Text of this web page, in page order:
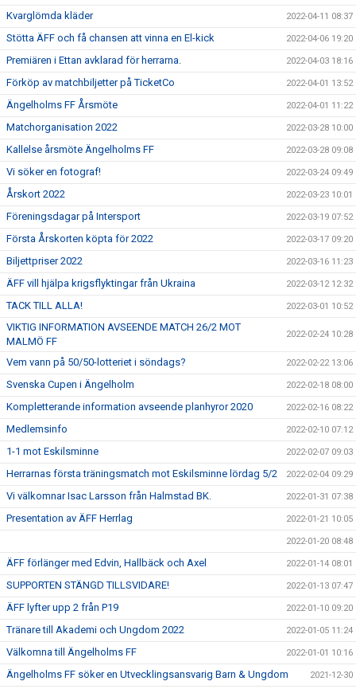
Kvarglömda kläder 2022-04-11 08:37
Stötta ÄFF och få chansen att vinna en El-kick 2022-04-06 19:20
Premiären i Ettan avklarad för herrarna. 2022-04-03 18:16
Förköp av matchbiljetter på TicketCo 2022-04-01 13:52
Ängelholms FF Årsmöte 2022-04-01 11:22
Matchorganisation 2022 2022-03-28 10:00
Kallelse årsmöte Ängelholms FF 2022-03-28 09:08
Vi söker en fotograf! 2022-03-24 09:49
Årskort 2022 2022-03-23 10:01
Föreningsdagar på Intersport 2022-03-19 07:52
Första Årskorten köpta för 2022 2022-03-17 09:20
Biljettpriser 2022 2022-03-16 11:23
ÄFF vill hjälpa krigsflyktingar från Ukraina 2022-03-12 12:32
TACK TILL ALLA! 2022-03-01 10:52
VIKTIG INFORMATION AVSEENDE MATCH 26/2 MOT
MALMÖ FF
2022-02-24 10:28
Vem vann på 50/50-lotteriet i söndags? 2022-02-22 13:06
Svenska Cupen i Ängelholm 2022-02-18 08:00
Kompletterande information avseende planhyror 2020 2022-02-16 08:22
Medlemsinfo 2022-02-10 07:12
1-1 mot Eskilsminne 2022-02-07 09:03
Herrarnas första träningsmatch mot Eskilsminne lördag 5/2 2022-02-04 09:29
Vi välkomnar Isac Larsson från Halmstad BK. 2022-01-31 07:38
Presentation av ÄFF Herrlag 2022-01-21 10:05
2022-01-20 08:48
ÄFF förlänger med Edvin, Hallbäck och Axel 2022-01-14 08:01
SUPPORTEN STÄNGD TILLSVIDARE! 2022-01-13 07:47
ÄFF lyfter upp 2 från P19 2022-01-10 09:20
Tränare till Akademi och Ungdom 2022 2022-01-05 11:24
Välkomna till Ängelholms FF 2022-01-01 10:16
Ängelholms FF söker en Utvecklingsansvarig Barn & Ungdom 2021-12-30